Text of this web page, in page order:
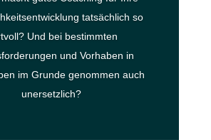
tatsächlich so
Und bei bestimmten
und Vorhaben in
im Grunde genommen auch
unersetzlich?